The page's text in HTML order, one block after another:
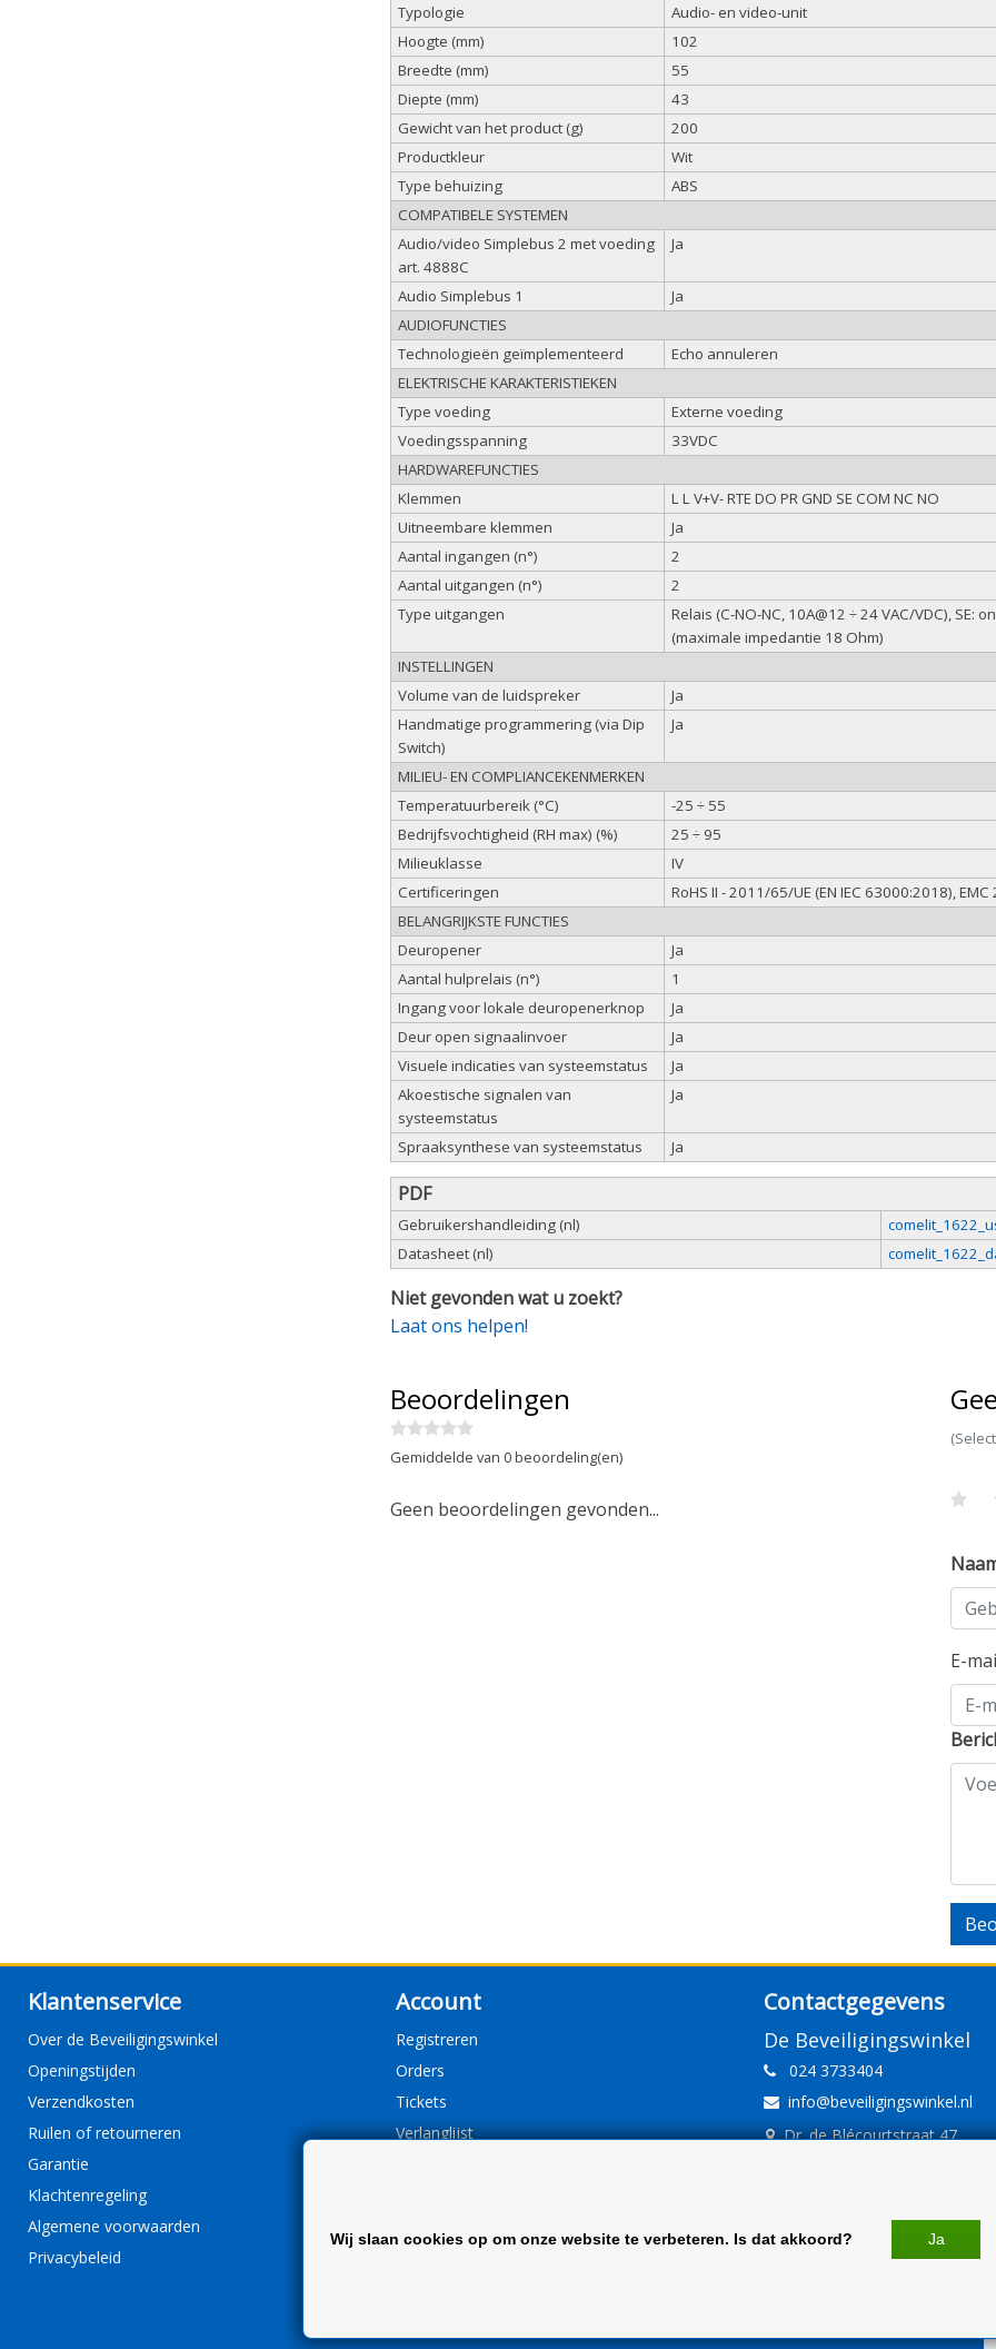
Typologie
Audio- en video-unit
Hoogte (mm)
102
Breedte (mm)
55
Diepte (mm)
43
Gewicht van het product (g)
200
Productkleur
Wit
Type behuizing
ABS
COMPATIBELE SYSTEMEN
Audio/video Simplebus 2 met voeding
art. 4888C
Ja
Audio Simplebus 1
Ja
AUDIOFUNCTIES
Technologieën geïmplementeerd
Echo annuleren
ELEKTRISCHE KARAKTERISTIEKEN
Type voeding
Externe voeding
Voedingsspanning
33VDC
HARDWAREFUNCTIES
Klemmen
L L V+V- RTE DO PR GND SE COM NC NO
Uitneembare klemmen
Ja
Aantal ingangen (n°)
2
Aantal uitgangen (n°)
2
Type uitgangen
Relais (C-NO-NC, 10A@12 ÷ 24 VAC/VDC),
(maximale impedantie 18 Ohm)
INSTELLINGEN
Volume van de luidspreker
Ja
Handmatige programmering (via Dip
Switch)
Ja
MILIEU- EN COMPLIANCEKENMERKEN
Temperatuurbereik (°C)
-25 ÷ 55
Bedrijfsvochtigheid (RH max) (%)
25 ÷ 95
Milieuklasse
IV
Certificeringen
RoHS II - 2011/65/UE (EN IEC 63000:2018),
BELANGRIJKSTE FUNCTIES
Deuropener
Ja
Aantal hulprelais (n°)
1
Ingang voor lokale deuropenerknop
Ja
Deur open signaalinvoer
Ja
Visuele indicaties van systeemstatus
Ja
Akoestische signalen van
systeemstatus
Ja
Spraaksynthese van systeemstatus Ja
PDF
Gebruikershandleiding (nl)
Datasheet (nl)
Niet gevonden wat u zoekt?
Laat ons helpen!
Beoordelingen
Gemiddelde van 0 beoordeling(en)
Geen beoordelingen gevonden...
E-
Klantenservice
Over de Beveiligingswinkel
Openingstijden
Verzendkosten
Ruilen of retourneren
Garantie
Klachtenregeling
Algemene voorwaarden
Privacybeleid
Account
Registreren
Orders
Tickets
Verlanglijst
Contactgegevens
De Beveiligingswinkel
024 3733404
info@beveiligingswinkel.nl
Dr. de Blécourtstraat 47
BTW: NL 81.60.68.707.B01
Wij slaan cookies op om onze website te verbeteren. Is dat akkoord? Ja